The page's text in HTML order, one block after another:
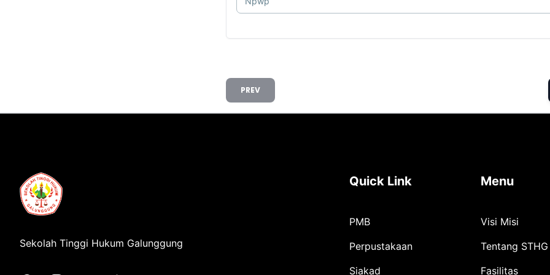
PREV
Sekolah Tinggi Hukum Galunggung
Quick Link
PMB
Perpustakaan
Siakad
Menu
Visi Misi
Tentang STHG
Fasilitas